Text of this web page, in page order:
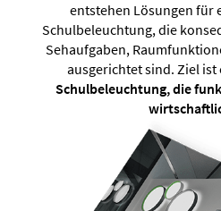
entstehen Lösungen für
Schulbeleuchtung, die
Sehaufgaben,
ausgerichtet sind. Ziel ist
Schulbeleuchtung, die